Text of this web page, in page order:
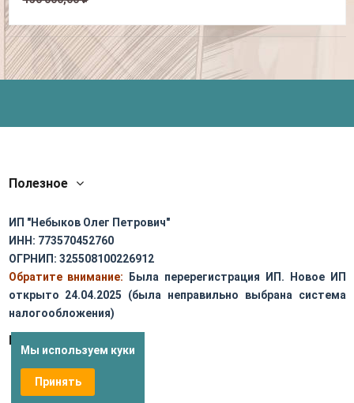
Полезное
ИП "Небыков Олег Петрович"
ИНН: 773570452760
ОГРНИП: 325508100226912
Обратите внимание: Была перерегистрация ИП. Новое ИП
открыто 24.04.2025 (была неправильно выбрана система
налогообложения)
Мы используем куки
Принять